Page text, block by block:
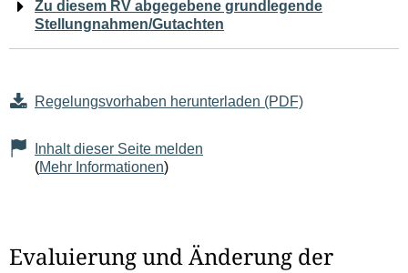
Zu diesem RV abgegebene grundlegende
Stellungnahmen/Gutachten
Regelungsvorhaben herunterladen (PDF)
Inhalt dieser Seite melden
(Mehr Informationen)
Evaluierung und Änderung der